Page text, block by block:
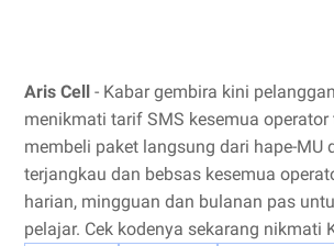
Aris Cell - Kabar gembira kini
menikmati tarif SMS kesemua operator
membeli paket langsung dari hape-MU
terjangkau dan bebsas kesemua
harian, mingguan dan bulanan pas
pelajar. Cek kodenya sekarang nikmati